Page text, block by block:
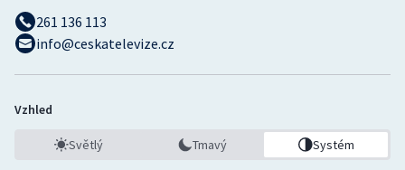
261 136 113
info@ceskatelevize.cz
Vzhled
Světlý Tmavý Systém